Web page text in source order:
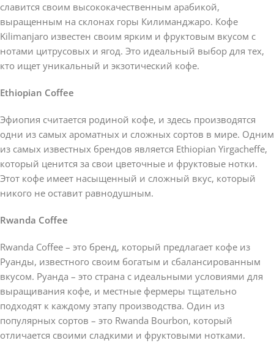
славится своим высококачественным арабикой,
выращенным на склонах горы Килиманджаро. Кофе
Kilimanjaro известен своим ярким и фруктовым вкусом с
нотами цитрусовых и ягод. Это идеальный выбор для тех,
кто ищет уникальный и экзотический кофе.
Ethiopian Coffee
Эфиопия считается родиной кофе, и здесь производятся
одни из самых ароматных и сложных сортов в мире. Одним
из самых известных брендов является Ethiopian Yirgacheffe,
который ценится за свои цветочные и фруктовые нотки.
Этот кофе имеет насыщенный и сложный вкус, который
никого не оставит равнодушным.
Rwanda Coffee
Rwanda Coffee – это бренд, который предлагает кофе из
Руанды, известного своим богатым и сбалансированным
вкусом. Руанда – это страна с идеальными условиями для
выращивания кофе, и местные фермеры тщательно
подходят к каждому этапу производства. Один из
популярных сортов – это Rwanda Bourbon, который
отличается своими сладкими и фруктовыми нотками.